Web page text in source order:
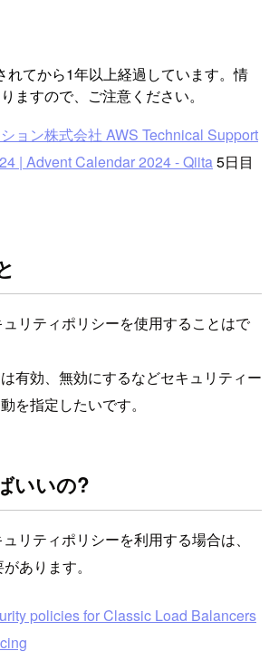
れてから1年以上経過しています。情
ますので、ご注意ください。
ョン株式会社 AWS Technical Support
| Advent Calendar 2024 - Qiita 5日目
リティポリシーを使用することはで
有効、無効にするなどセキュリティー
を指定したいです。
いいの?
リティポリシーを利用する場合は、
あります。
policies for Classic Load Balancers